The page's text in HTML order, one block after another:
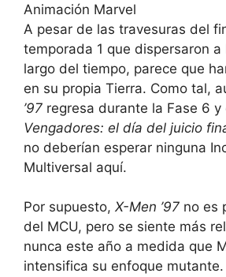
Animación Marvel
A pesar de las travesuras del
temporada 1 que dispersaron a
largo del tiempo, parece que
en su propia Tierra. Como tal,
’97 regresa durante la Fase 6 y
Vengadores: el día del juicio
no deberían esperar ninguna
Multiversal aquí.
Por supuesto, X-Men ’97 no es
del MCU, pero se siente más
nunca este año a medida que
intensifica su enfoque